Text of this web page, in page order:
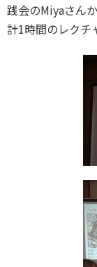
践会のMiyaさん
計1時間のレクチ